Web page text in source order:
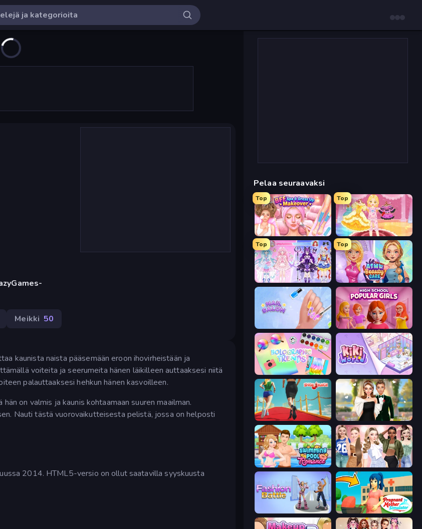
Meikki 50
kaunista naista pääsemään eroon ihovirheistään ja
voiteita ja seerumeita hänen läikilleen auttaaksesi niitä
palauttaaksesi hehkun hänen kasvoilleen.
on valmis ja kaunis kohtaamaan suuren maailman.
Nauti tästä vuorovaikutteisesta pelistä, jossa on helposti
2014. HTML5-versio on ollut saatavilla syyskuusta
Pelaa seuraavaksi
Top
BFF Makeover - Spa & Dress Up
Top
Royal Glow Princess Makeover
Top
Idol Livestream: Fashion Game
Top
ASMR Beauty Care
Nail Salon
Holographic Trends KiKi World
Shoe Race Valentine's Day Proposal
Swimming Pool Romance Fashion Week 2025
Fashion Battle Pregnant Mother Simulator